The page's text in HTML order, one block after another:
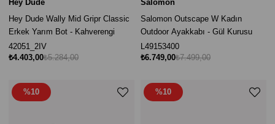
Hey Dude
Hey Dude Wally Mid Gripr Classic
Erkek Yarım Bot - Kahverengi
42051_2IV
₺4.403,00₺5.284,00
Salomon
Salomon Outscape W Kadın
Outdoor Ayakkabı - Gül Kurusu
L49153400
₺6.749,00₺7.499,00
%10 %10